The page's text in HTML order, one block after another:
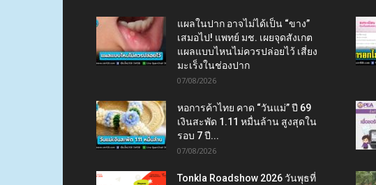
แผลในปาก อาจไม่ได้เป็น “ขาง”
เสมอไป! แพทย์ มช. เผยจุดสังเกต
แผลแบบไหนไม่ควรปล่อยไว้ เสี่ยง
มะเร็งในช่องปาก
07/08/2026
หอการค้าไทย คาด “วันแม่” ปี 69
เงินสะพัด 1.11 หมื่นล้าน สูงสุดใน
รอบ 7 ปี...
07/08/2026
Tonkla Roadshow 2026 วันพุธที่